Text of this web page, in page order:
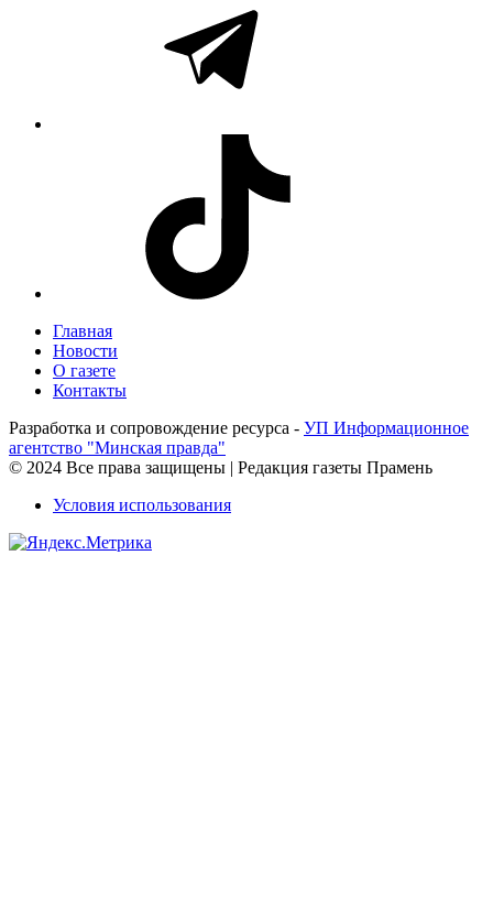
Главная
Новости
О газете
Контакты
Разработка и сопровождение ресурса - УП Информационное
агентство "Минская правда"
© 2024 Все права защищены | Редакция газеты Прамень
Условия использования